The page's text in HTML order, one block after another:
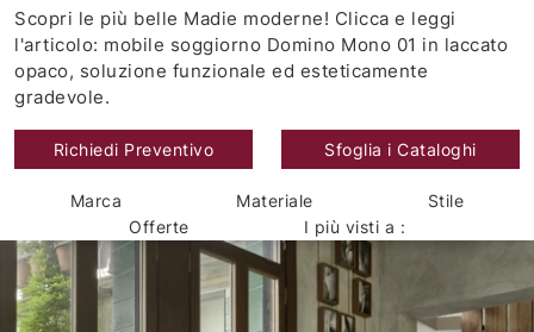
Scopri le più belle Madie moderne! Clicca e leggi
l'articolo: mobile soggiorno Domino Mono 01 in laccato
opaco, soluzione funzionale ed esteticamente
gradevole.
Richiedi Preventivo Sfoglia i Cataloghi
Marca Materiale
Stile
Offerte
I più visti a :